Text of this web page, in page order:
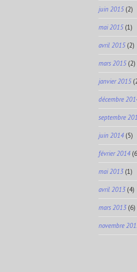
juin 2015 (2)
mai 2015 (1)
avril 2015 (2)
mars 2015 (2)
janvier 2015
décembre
septembre
juin 2014 (5)
février 2014
mai 2013 (1)
avril 2013 (4)
mars 2013 (6)
novembre